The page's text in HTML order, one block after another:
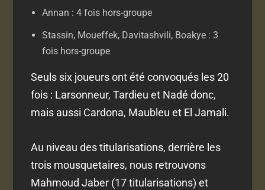
Annan : 4 fois hors-groupe
Stassin, Moueffek, Davitashvili, Boakye : 3
fois hors-groupe
Seuls six joueurs ont été convoqués les 20
fois : Larsonneur, Tardieu et Nadé donc,
mais aussi Cardona, Maubleu et El Jamali.
Au niveau des titularisations, derrière les
trois mousquetaires, nous retrouvons
Mahmoud Jaber (17 titularisations) et